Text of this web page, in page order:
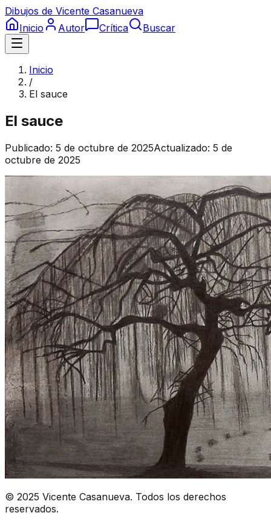
Dibujos de Vicente Casanueva
Inicio
Autor Crítica Buscar
Inicio
/
El sauce
El sauce
Publicado: 5 de octubre de 2025Actualizado: 5 de
octubre de 2025
© 2025 Vicente Casanueva. Todos los derechos
reservados.